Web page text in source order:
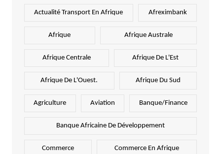
Actualité Transport En Afrique Afreximbank
Afrique Afrique Australe
Afrique Centrale Afrique De L'Est
Afrique De L'Ouest. Afrique Du Sud
Agriculture Aviation Banque/Finance
Banque Africaine De Développement
Commerce Commerce En Afrique